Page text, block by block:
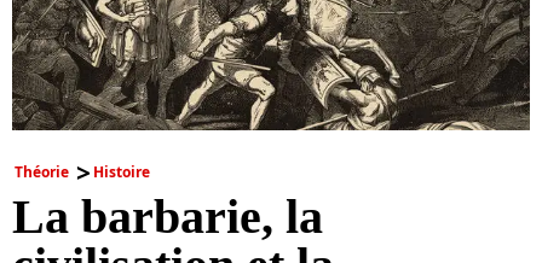
Théorie Histoire
La barbarie, la